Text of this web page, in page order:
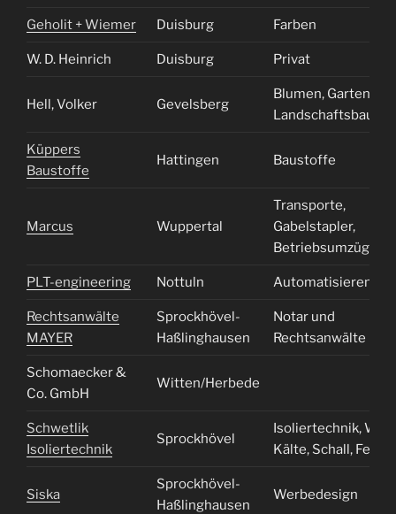
Geholit + Wiemer Duisburg Farben
W. D. Heinrich Duisburg Privat
Hell, Volker Gevelsberg
Blumen, Garten-
Landschaftsbau
Küppers
Baustoffe
Hattingen Baustoffe
Marcus Wuppertal
Transporte,
Gabelstapler,
Betriebsumzüge
PLT-engineering Nottuln Automatisieren
Rechtsanwälte
MAYER
Sprockhövel-
Haßlinghausen
Notar und
Rechtsanwälte
Schomaecker &
Co. GmbH
Witten/Herbede
Schwetlik
Isoliertechnik
Sprockhövel
Isoliertechnik,
Kälte, Schall, Feuer
Siska
Sprockhövel-
Haßlinghausen
Werbedesign